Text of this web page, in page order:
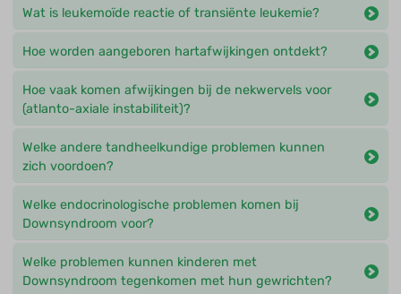
Wat is leukemoïde reactie of transiënte leukemie?
Hoe worden aangeboren hartafwijkingen ontdekt?
Hoe vaak komen afwijkingen bij de nekwervels voor
(atlanto-axiale instabiliteit)?
Welke andere tandheelkundige problemen kunnen
zich voordoen?
Welke endocrinologische problemen komen bij
Downsyndroom voor?
Welke problemen kunnen kinderen met
Downsyndroom tegenkomen met hun gewrichten?